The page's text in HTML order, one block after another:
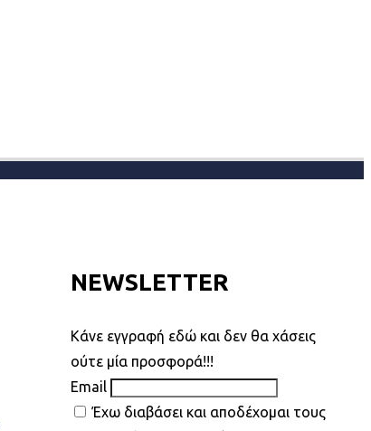
NEWSLETTER
Kάνε εγγραφή εδώ και δεν θα χάσεις
ούτε μία προσφορά!!!
Email
Έχω διαβάσει και αποδέχομαι τους